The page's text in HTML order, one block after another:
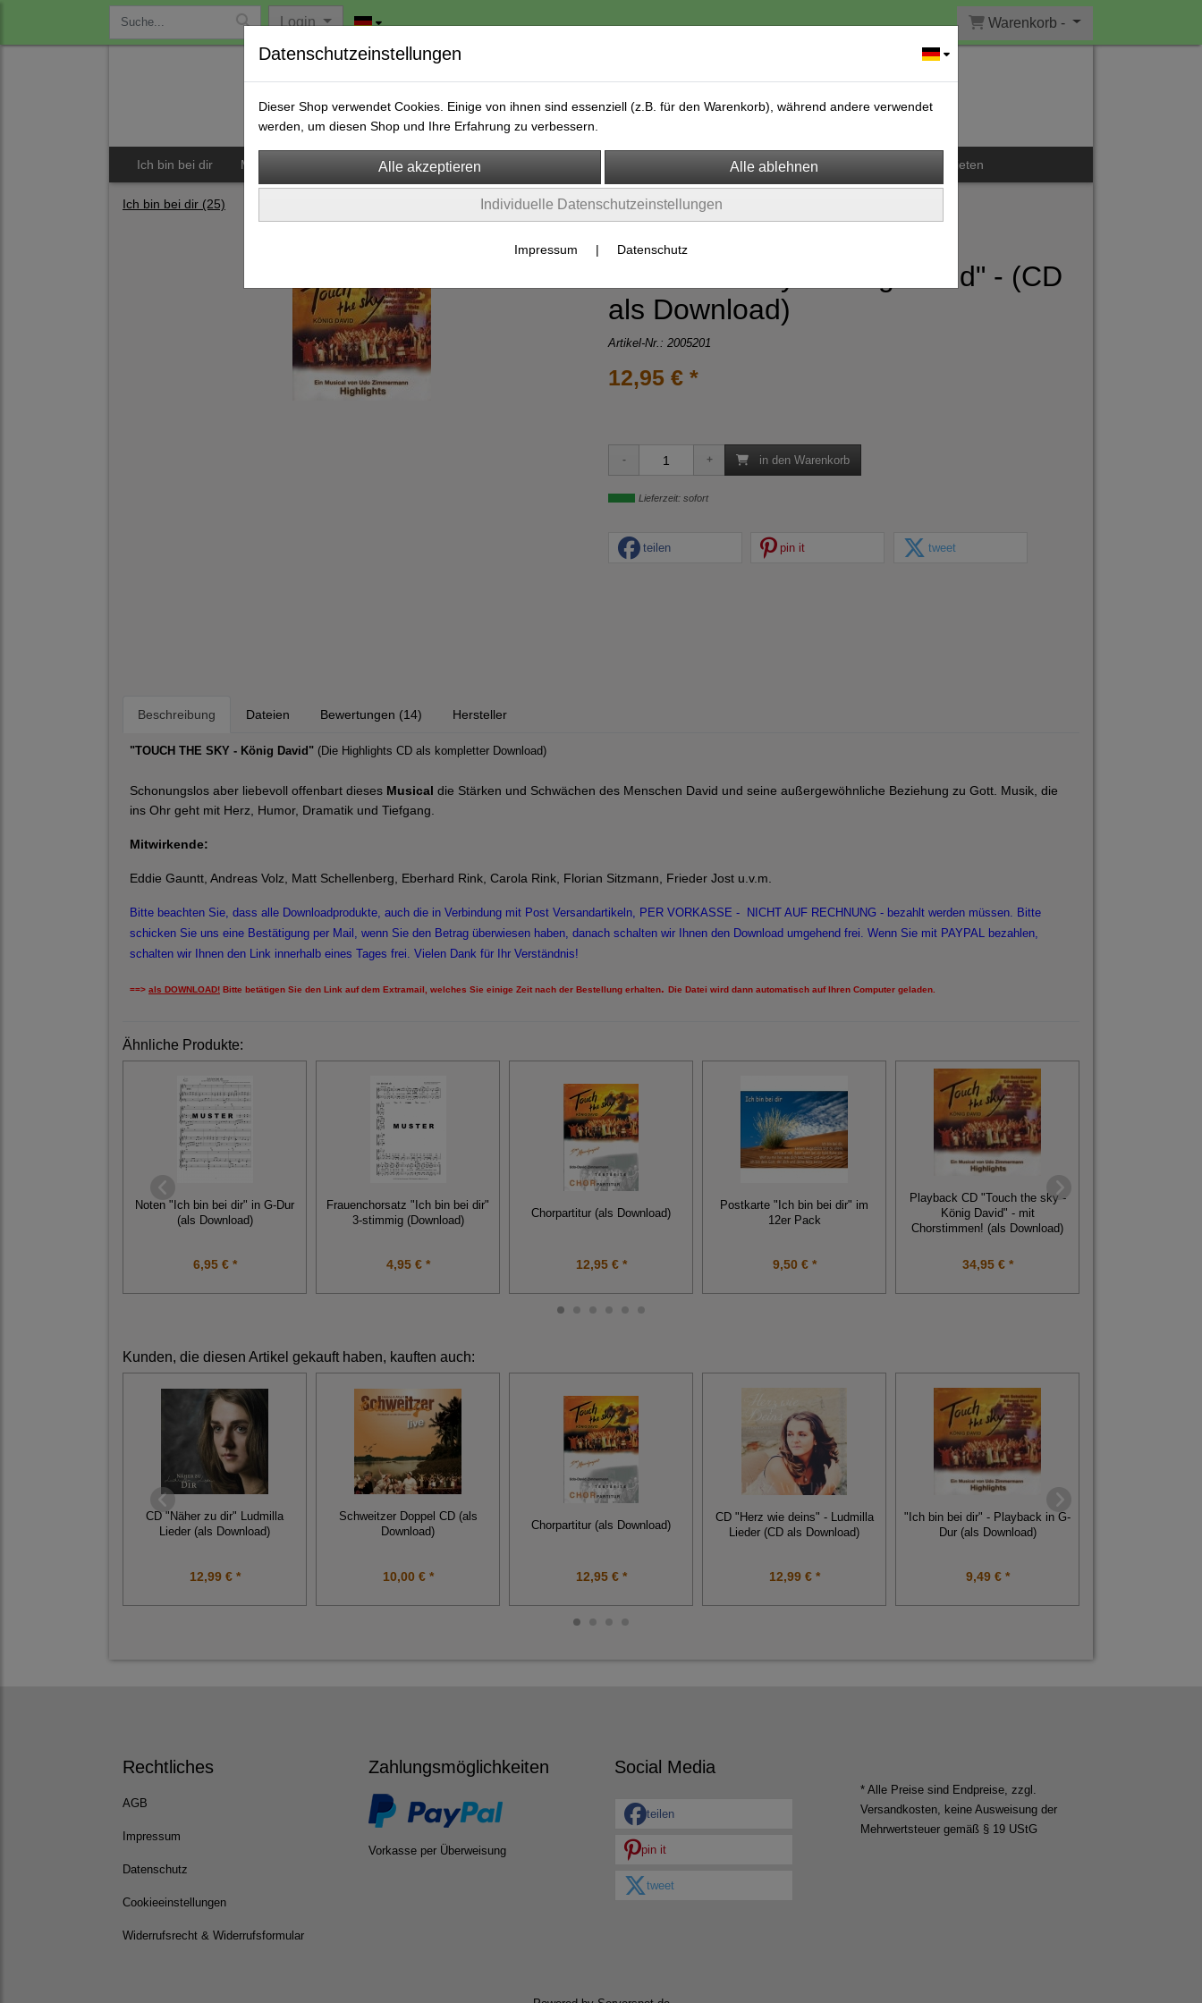
Login Warenkorb -
Ich bin bei dir Musicals Songs & Playbacks Lizenz "Ich bin bei dir" Kontakt Kulturwerk mieten
Ich bin bei dir (25)
"Touch the sky - König David" - (CD
als Download)
Artikel-Nr.: 2005201
12,95 € *
in den Warenkorb
Lieferzeit: sofort
teilen pin it tweet
Beschreibung Dateien Bewertungen (14) Hersteller
"TOUCH THE SKY - König David" (Die Highlights CD als kompletter Download)
Schonungslos aber liebevoll offenbart dieses Musical die Stärken und Schwächen des Menschen David und seine außergewöhnliche Beziehung zu Gott. Musik, die
ins Ohr geht mit Herz, Humor, Dramatik und Tiefgang.
Mitwirkende:
Eddie Gauntt, Andreas Volz, Matt Schellenberg, Eberhard Rink, Carola Rink, Florian Sitzmann, Frieder Jost u.v.m.
Bitte beachten Sie, dass alle Downloadprodukte, auch die in Verbindung mit Post Versandartikeln, PER VORKASSE - NICHT AUF RECHNUNG - bezahlt werden müssen. Bitte
schicken Sie uns eine Bestätigung per Mail, wenn Sie den Betrag überwiesen haben, danach schalten wir Ihnen den Download umgehend frei. Wenn Sie mit PAYPAL bezahlen,
schalten wir Ihnen den Link innerhalb eines Tages frei. Vielen Dank für Ihr Verständnis!
==> als DOWNLOAD! Bitte betätigen Sie den Link auf dem Extramail, welches Sie einige Zeit nach der Bestellung erhalten. Die Datei wird dann automatisch auf Ihren Computer geladen.
Ähnliche Produkte:
Noten "Ich bin bei dir" in G-Dur
(als Download)
6,95 € *
Frauenchorsatz "Ich bin bei dir"
3-stimmig (Download)
4,95 € *
Chorpartitur (als Download)
12,95 € *
Postkarte "Ich bin bei dir" im
12er Pack
9,50 € *
Playback CD "Touch the sky -
König David" - mit
Chorstimmen! (als Download)
34,95 € *
Kunden, die diesen Artikel gekauft haben, kauften auch:
CD "Näher zu dir" Ludmilla
Lieder (als Download)
12,99 € *
Schweitzer Doppel CD (als
Download)
10,00 € *
Chorpartitur (als Download)
12,95 € *
CD "Herz wie deins" - Ludmilla
Lieder (CD als Download)
12,99 € *
"Ich bin bei dir" - Playback in G-
Dur (als Download)
9,49 € *
Rechtliches
AGB
Impressum
Datenschutz
Cookieeinstellungen
Widerrufsrecht & Widerrufsformular
Zahlungsmöglichkeiten
Vorkasse per Überweisung
Social Media
teilen
pin it
tweet
* Alle Preise sind Endpreise, zzgl.
Versandkosten , keine Ausweisung der
Mehrwertsteuer gemäß § 19 UStG
Datenschutzeinstellungen
Dieser Shop verwendet Cookies. Einige von ihnen sind essenziell (z.B. für den Warenkorb), während andere verwendet
werden, um diesen Shop und Ihre Erfahrung zu verbessern.
Individuelle Datenschutzeinstellungen
Impressum | Datenschutz